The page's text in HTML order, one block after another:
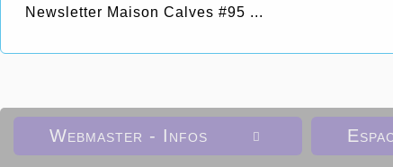
Newsletter Maison Calves #95 ...

Webmaster - Infos